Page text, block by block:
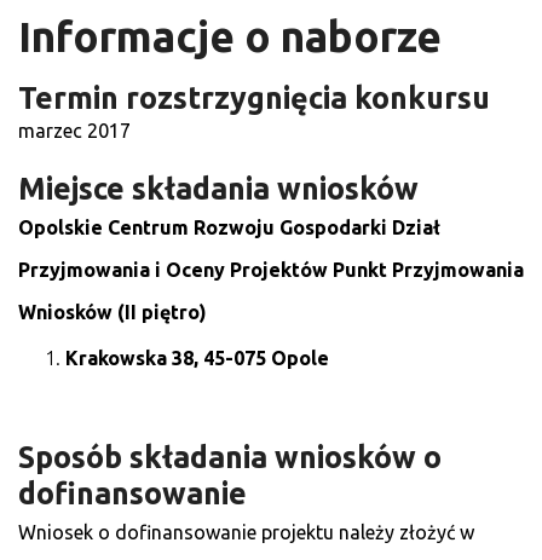
Informacje o naborze
Termin rozstrzygnięcia konkursu
marzec 2017
Miejsce składania wniosków
Opolskie Centrum Rozwoju Gospodarki Dział
Przyjmowania i Oceny Projektów Punkt Przyjmowania
Wniosków (II piętro)
Krakowska 38, 45-075 Opole
Sposób składania wniosków o
dofinansowanie
Wniosek o dofinansowanie projektu należy złożyć w